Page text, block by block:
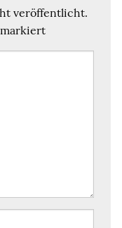
veröffentlicht.
markiert